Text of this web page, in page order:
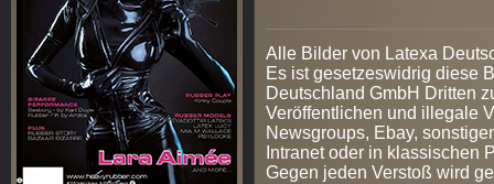
Alle Bilder von Latexa
Es ist gesetzeswidrig diese
Deutschland GmbH Dritten
Veröffentlichen und illegale
Newsgroups, Ebay,
Intranet oder in klassischen
Gegen jeden Verstoß wird